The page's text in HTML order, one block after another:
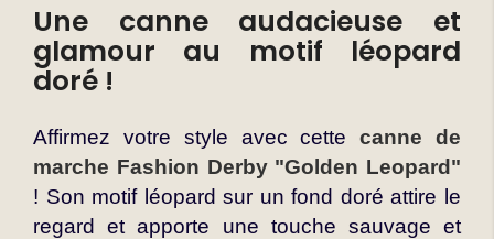
Une canne audacieuse et
glamour au motif léopard
doré !
Affirmez votre style avec cettecanne de
marche Fashion Derby "Golden Leopard"
! Son motif léopard sur un fond doré attire le
regard et apporte une touche sauvage et